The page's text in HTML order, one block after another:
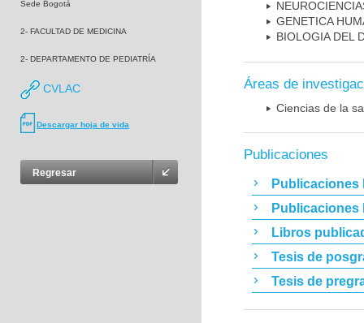
Sede Bogotá
2- FACULTAD DE MEDICINA
2- DEPARTAMENTO DE PEDIATRÍA
CVLAC
Descargar hoja de vida
Regresar
GENETICA
BIOLOGIA DEL
Áreas de
Ciencias de la
Publicaciones
Publicaciones
Publicaciones
Libros
Tesis de
Tesis de